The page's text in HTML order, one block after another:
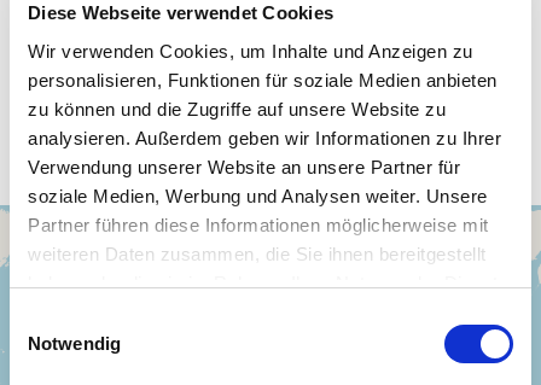
Diese Webseite verwendet Cookies
Wir verwenden Cookies, um Inhalte und Anzeigen zu
personalisieren, Funktionen für soziale Medien anbieten
zu können und die Zugriffe auf unsere Website zu
analysieren. Außerdem geben wir Informationen zu Ihrer
Verwendung unserer Website an unsere Partner für
soziale Medien, Werbung und Analysen weiter. Unsere
Partner führen diese Informationen möglicherweise mit
weiteren Daten zusammen, die Sie ihnen bereitgestellt
haben oder die sie im Rahmen Ihrer Nutzung der Dienste
Notwendig
Unsere WLAN-Hotspots in South
Sudan
+